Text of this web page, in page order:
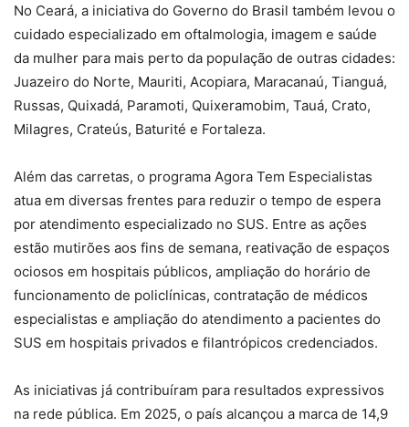
No Ceará, a iniciativa do Governo do Brasil também levou o
cuidado especializado em oftalmologia, imagem e saúde
da mulher para mais perto da população de outras cidades:
Juazeiro do Norte, Mauriti, Acopiara, Maracanaú, Tianguá,
Russas, Quixadá, Paramoti, Quixeramobim, Tauá, Crato,
Milagres, Crateús, Baturité e Fortaleza.
Além das carretas, o programa Agora Tem Especialistas
atua em diversas frentes para reduzir o tempo de espera
por atendimento especializado no SUS. Entre as ações
estão mutirões aos fins de semana, reativação de espaços
ociosos em hospitais públicos, ampliação do horário de
funcionamento de policlínicas, contratação de médicos
especialistas e ampliação do atendimento a pacientes do
SUS em hospitais privados e filantrópicos credenciados.
As iniciativas já contribuíram para resultados expressivos
na rede pública. Em 2025, o país alcançou a marca de 14,9